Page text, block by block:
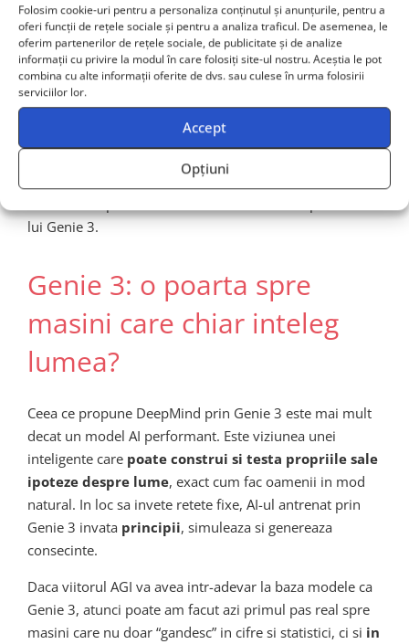
Folosim cookie-uri pentru a personaliza conținutul și anunțurile, pentru a
oferi funcții de rețele sociale și pentru a analiza traficul. De asemenea, le
oferim partenerilor de rețele sociale, de publicitate și de analize
informații cu privire la modul în care folosiți site-ul nostru. Aceștia le pot
combina cu alte informații oferite de dvs. sau culese în urma folosirii
serviciilor lor.
Accept
Opțiuni
Fidelitate fizica redusa – lumea simulata este
plauzibila, dar nu perfect precisa
Incapacitatea de a invata in timp real–
simularile nu permit inca actualizari dinamice ale
mediului in timpul interactiunii
comunitatea de cercetare, iar DeepMind incurajeaza
lui Genie 3.
Genie 3: o poarta spre
masini care chiar inteleg
lumea?
Ceea ce propune DeepMind prin Genie 3 este mai mult
decat un model AI performant. Este viziunea unei
inteligente care poate construi si testa propriile sale
ipoteze despre lume, exact cum fac oamenii in mod
natural. In loc sa invete retete fixe, AI-ul antrenat prin
Genie 3 invata principii, simuleaza si genereaza
consecinte.
Daca viitorul AGI va avea intr-adevar la baza modele ca
Genie 3, atunci poate am facut azi primul pas real spre
masini care nu doar “gandesc” in cifre si statistici, ci si in